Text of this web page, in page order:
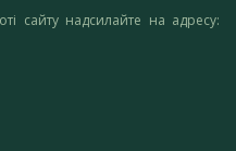
сайту надсилайте на адресу: